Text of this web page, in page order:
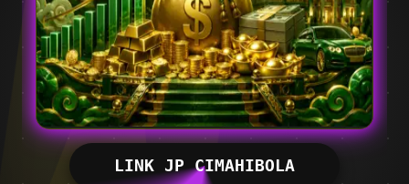
LINK JP CIMAHIBOLA